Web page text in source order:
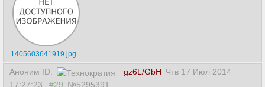
1405603641919.jpg
Аноним ID: gz6L/GbH Чтв 17 Июл 2014
17:27:23
#29 №5295391